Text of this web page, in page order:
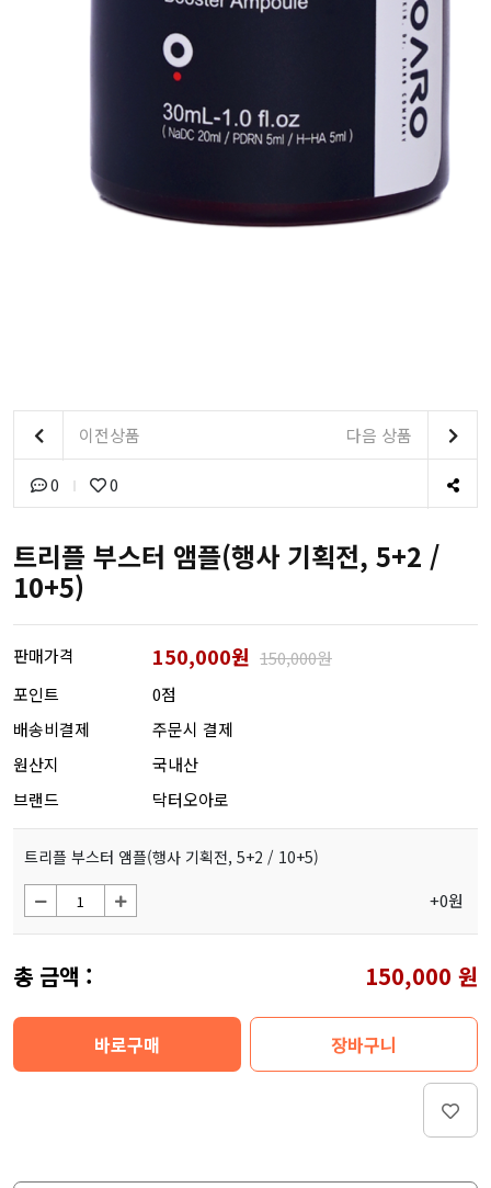
이전상품 다음 상품
0 0
트리플 부스터 앰플(행사 기획전, 5+2 /
10+5)
판매가격 150,000원 150,000원
포인트
0점
배송비결제
주문시 결제
원산지
국내산
브랜드
닥터오아로
트리플 부스터 앰플(행사 기획전, 5+2 / 10+5)
+0원
총 금액 : 150,000 원
바로구매 장바구니